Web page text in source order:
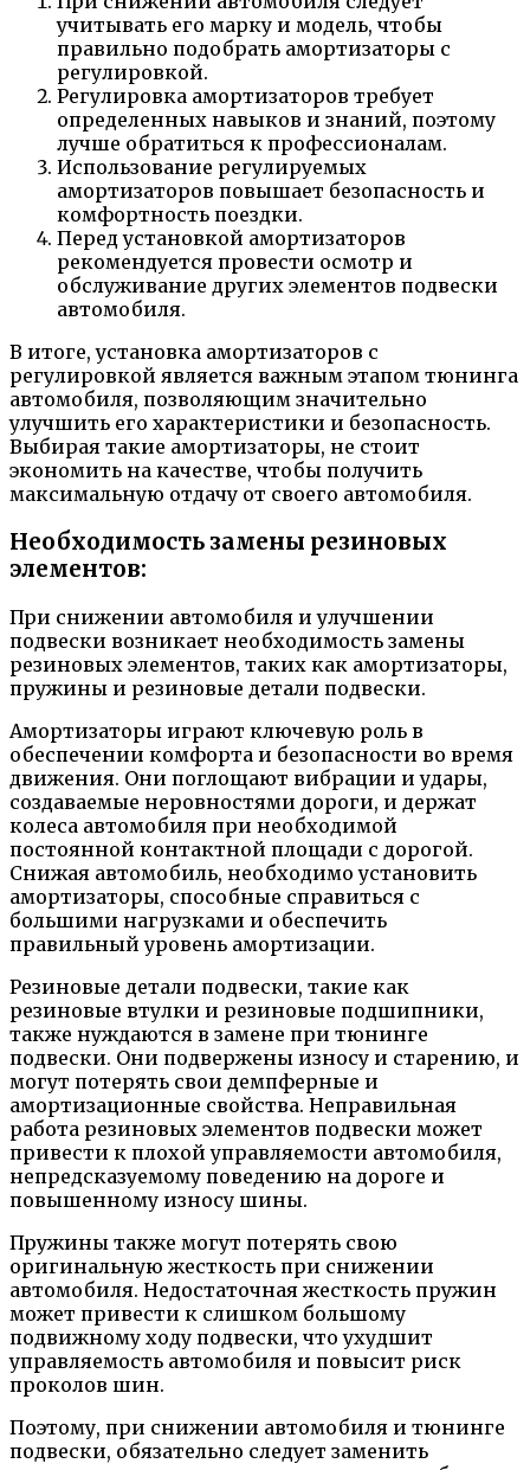
учитывать его марку и модель, чтобы
правильно подобрать амортизаторы с
регулировкой.
Регулировка амортизаторов требует
определенных навыков и знаний, поэтому
лучше обратиться к профессионалам.
Использование регулируемых
амортизаторов повышает безопасность и
комфортность поездки.
Перед установкой амортизаторов
рекомендуется провести осмотр и
обслуживание других элементов подвески
автомобиля.
В итоге, установка амортизаторов с
регулировкой является важным этапом тюнинга
автомобиля, позволяющим значительно
улучшить его характеристики и безопасность.
Выбирая такие амортизаторы, не стоит
экономить на качестве, чтобы получить
максимальную отдачу от своего автомобиля.
Необходимость замены резиновых
элементов:
При снижении автомобиля и улучшении
подвески возникает необходимость замены
резиновых элементов, таких как амортизаторы,
пружины и резиновые детали подвески.
Амортизаторы играют ключевую роль в
обеспечении комфорта и безопасности во время
движения. Они поглощают вибрации и удары,
создаваемые неровностями дороги, и держат
колеса автомобиля при необходимой
постоянной контактной площади с дорогой.
Снижая автомобиль, необходимо установить
амортизаторы, способные справиться с
большими нагрузками и обеспечить
правильный уровень амортизации.
Резиновые детали подвески, такие как
резиновые втулки и резиновые подшипники,
также нуждаются в замене при тюнинге
подвески. Они подвержены износу и старению, и
могут потерять свои демпферные и
амортизационные свойства. Неправильная
работа резиновых элементов подвески может
привести к плохой управляемости автомобиля,
непредсказуемому поведению на дороге и
повышенному износу шины.
Пружины также могут потерять свою
оригинальную жесткость при снижении
автомобиля. Недостаточная жесткость пружин
может привести к слишком большому
подвижному ходу подвески, что ухудшит
управляемость автомобиля и повысит риск
проколов шин.
Поэтому, при снижении автомобиля и тюнинге
подвески, обязательно следует заменить